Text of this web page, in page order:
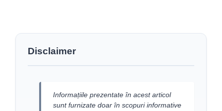
Disclaimer
Informațiile prezentate în acest articol
sunt furnizate doar în scopuri informative